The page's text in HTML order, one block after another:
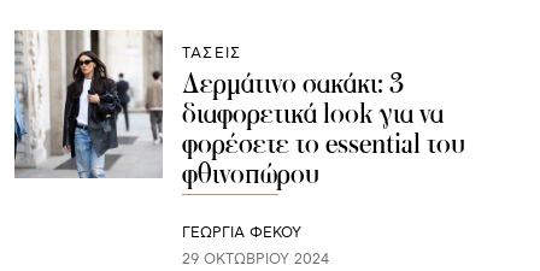
ΤΑΣΕΙΣ
Δερμάτινο σακάκι: 3
διαφορετικά look για να
φορέσετε το essential του
φθινοπώρου
ΓΕΩΡΓΙΑ ΦΕΚΟΥ
29 ΟΚΤΩΒΡΊΟΥ 2024